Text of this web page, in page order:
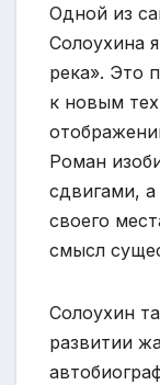
Одной из
Солоухина
река». Это
к новым
Роман
сдвигами, а
своего
смысл
Солоухин
развитии